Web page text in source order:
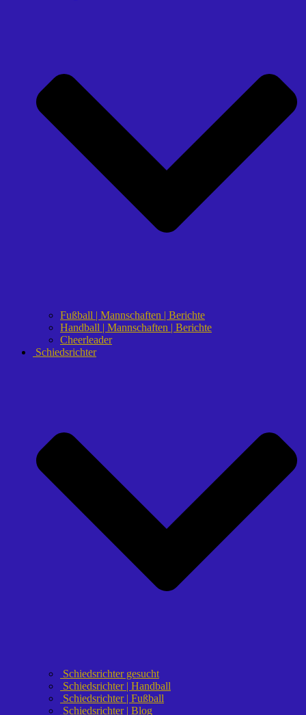
Fußball | Mannschaften | Berichte
Handball | Mannschaften | Berichte
Cheerleader
Schiedsrichter
Schiedsrichter gesucht
Schiedsrichter | Handball
Schiedsrichter | Fußball
Schiedsrichter | Blog